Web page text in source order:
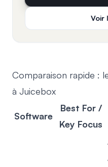
Voir
Comparaison rapide :
à Juicebox
Software
Best For /
Key Focus